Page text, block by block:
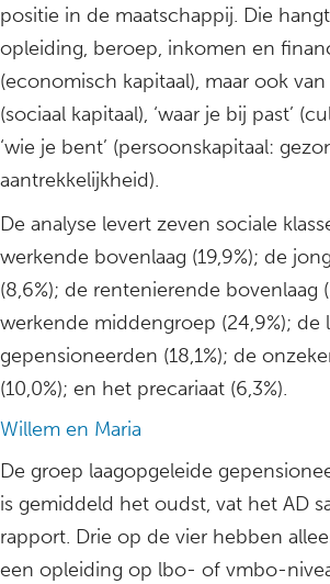
positie in de maatschappij. Die
opleiding, beroep, inkomen en
(economisch kapitaal), maar ook van
(sociaal kapitaal), ‘waar je bij past’
‘wie je bent’ (persoonskapitaal:
aantrekkelijkheid).
De analyse levert zeven sociale
werkende bovenlaag (19,9%); de
(8,6%); de rentenierende bovenlaag
werkende middengroep (24,9%); de
gepensioneerden (18,1%); de
(10,0%); en het precariaat (6,3%).
Willem en Maria
De groep laagopgeleide
is gemiddeld het oudst, vat het AD
rapport. Drie op de vier hebben
een opleiding op lbo- of vmbo-